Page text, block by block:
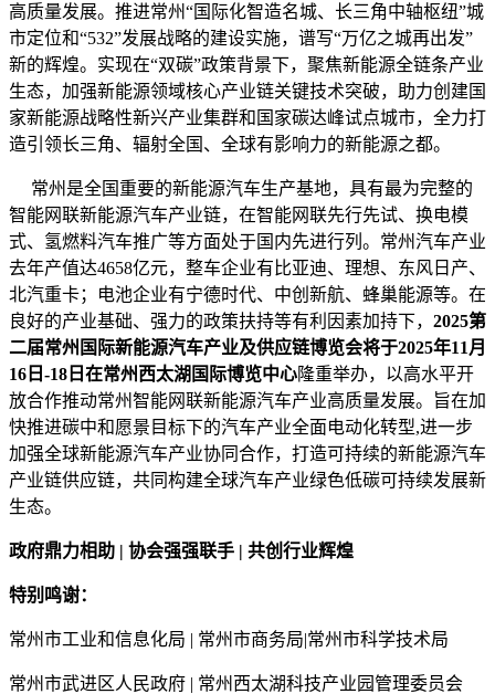
高质量发展。推进常州“国际化智造名城、长三角中轴枢纽”城
市定位和“532”发展战略的建设实施，谱写“万亿之城再出发”
新的辉煌。实现在“双碳”政策背景下，聚焦新能源全链条产业
生态，加强新能源领域核心产业链关键技术突破，助力创建国
家新能源战略性新兴产业集群和国家碳达峰试点城市，全力打
造引领长三角、辐射全国、全球有影响力的新能源之都。
常州是全国重要的新能源汽车生产基地，具有最为完整的
智能网联新能源汽车产业链，在智能网联先行先试、换电模
式、氢燃料汽车推广等方面处于国内先进行列。常州汽车产业
去年产值达4658亿元，整车企业有比亚迪、理想、东风日产、
北汽重卡；电池企业有宁德时代、中创新航、蜂巢能源等。在
良好的产业基础、强力的政策扶持等有利因素加持下， 2025第
二届常州国际新能源汽车产业及供应链博览会将于2025年11月
16日-18日在常州西太湖国际博览中心隆重举办，以高水平开
放合作推动常州智能网联新能源汽车产业高质量发展。旨在加
快推进碳中和愿景目标下的汽车产业全面电动化转型,进一步
加强全球新能源汽车产业协同合作，打造可持续的新能源汽车
产业链供应链，共同构建全球汽车产业绿色低碳可持续发展新
生态。
政府鼎力相助 | 协会强强联手 | 共创行业辉煌
特别鸣谢：
常州市工业和信息化局 | 常州市商务局|常州市科学技术局
常州市武进区人民政府 | 常州西太湖科技产业园管理委员会